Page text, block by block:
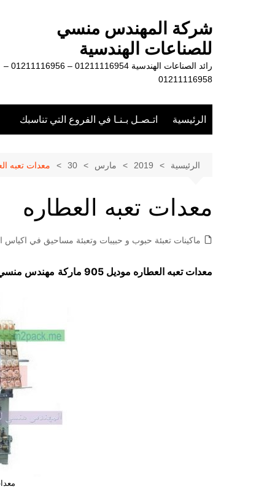
شركة المهندس منسي
للصناعات الهندسية
رائد الصناعات الهندسية 01211116954 – 01211116956 –
01211116958
الرئيسية اتـصـل بـنـا في الفروع التي تناسبك
الرئيسية 2019 مارس 30 معدات تعبه
معدات تعبه العطاره
ماكينات تعبئة حبوب و حبيبات وتعبئة مساحيق في اكياس
معدات تعبه العطاره موديل 905 ماركة مهندس